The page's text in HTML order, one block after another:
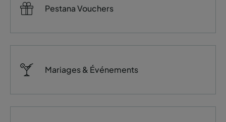
Pestana Vouchers
Mariages & Événements